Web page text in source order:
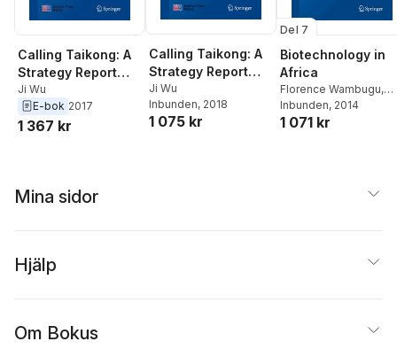
Calling Taikong: A
Strategy Report
and Study of
China's Future
Space Science
Ji Wu
E-bok 2017
1 367 kr
Calling Taikong: A
Strategy Report
and Study of
China's Future
Space Science
Ji Wu
Inbunden, 2018
1 075 kr
Del 7
Biotechnology in
Africa
Florence Wambugu,
Daniel Kamanga
Inbunden, 2014
1 071 kr
Mina sidor
Hjälp
Om Bokus